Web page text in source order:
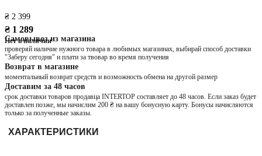
₴ 2 399
₴ 1 289
Нет в наличии
Самовывоз из магазина
проверяй наличие нужного товара в любимых магазинах, выбирай способ доставки
"Заберу сегодня" и плати за твовар во время получения
Возврат в магазине
моментальный возврат средств и возможность обмена на другой размер
Доставим за 48 часов
срок доставки товаров продавца INTERTOP составляет до 48 часов. Если заказ будет
доставлен позже, мы начислим 200 ₴ на вашу бонусную карту. Бонусы начисляются
только за полученные заказы.
ХАРАКТЕРИСТИКИ